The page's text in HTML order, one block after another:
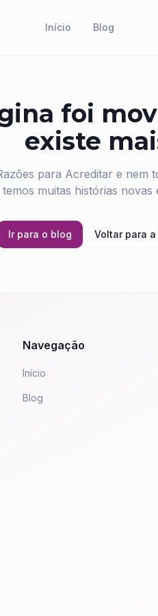
Início Blog
foi
existe
para Acreditar e nem
temos muitas histórias
Ir para o blog Voltar para a
Navegação
Início
Blog